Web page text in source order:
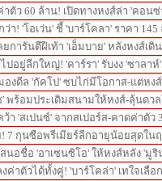
ตัว 60 ล้าน! เปิดทางหงส์ล่า 'คอนซ่
ว่า! 'โอเว่น' ชี้ 'บาร์โคลา' ราคา
ยการันตีฝีเท้า 'เอ็มบาย' หลังหงส์เดิ
ปอยู่ลีกใหญ่! 'คาร์รา' รับงง 'ซาลา
องดีล 'กัคโป' ซบไก่มีโอกาส-แต่ห
พร้อมประเดิมสนามให้หงส์-ลุ้นดว
ว้า 'สเปนซ์' จากสเปอร์ส-คาดค่าตัว
7 กุนซือพรีเมียร์ลีกอายุน้อยสุดใน
สนอชื่อ 'อาเซนซิโอ' ให้หงส์หลัง 'มู
ค่าตัวได้ทั้งคู่! 'บาร์โคล่า' เทใจเลือ